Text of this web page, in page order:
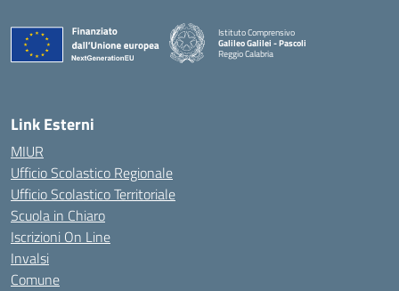
Istituto Comprensivo
Galileo Galilei - Pascoli
Reggio Calabria
Link Esterni
MIUR
Ufficio Scolastico Regionale
Ufficio Scolastico Territoriale
Scuola in Chiaro
Iscrizioni On Line
Invalsi
Comune